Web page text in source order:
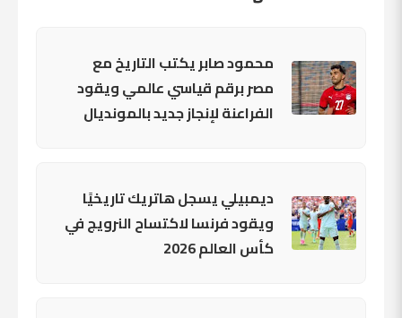
محمود صابر يكتب التاريخ مع
مصر برقم قياسي عالمي ويقود
الفراعنة لإنجاز جديد بالمونديال
ديمبيلي يسجل هاتريك تاريخيًا
ويقود فرنسا لاكتساح النرويج في
كأس العالم 2026